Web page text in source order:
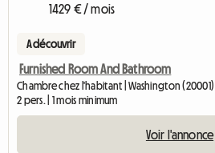
1429 € / mois
A découvrir
Furnished Room And Bathroom
Chambre chez l'habitant | Washington (20001)
2 pers. | 1 mois minimum
Voir l'annonce